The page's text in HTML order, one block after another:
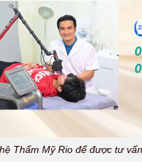
Thẩm Mỹ Rio để được tư